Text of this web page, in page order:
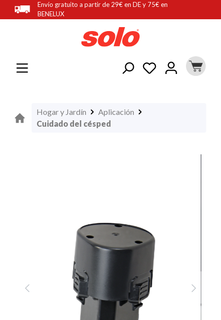
principal
Envío gratuito a partir de 29€ en DE y 75€ en
BENELUX
Hogar y Jardín
Aplicación
Cuidado del césped